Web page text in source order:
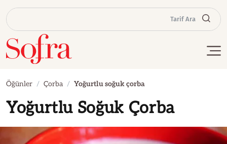
Tarif Ara
Öğünler Çorba Yoğurtlu soğuk çorba
Yoğurtlu Soğuk Çorba